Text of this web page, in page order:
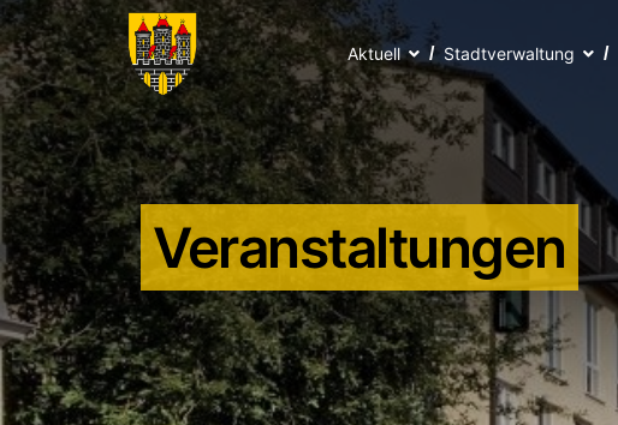
Aktuell Stadtverwaltung
Veranstaltungen